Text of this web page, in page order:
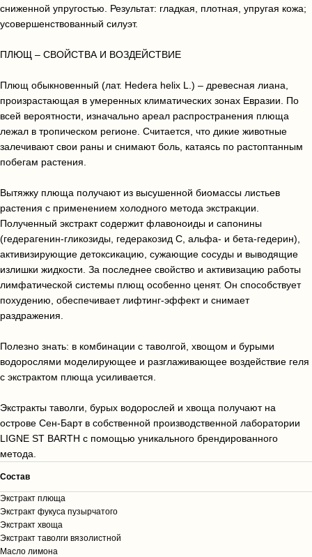
сниженной упругостью. Результат: гладкая, плотная, упругая кожа;
усовершенствованный силуэт.
ПЛЮЩ – СВОЙСТВА И ВОЗДЕЙСТВИЕ
Плющ обыкновенный (лат. Hedera helix L.) – древесная лиана,
произрастающая в умеренных климатических зонах Евразии. По
всей вероятности, изначально ареал распространения плюща
лежал в тропическом регионе. Считается, что дикие животные
залечивают свои раны и снимают боль, катаясь по растоптанным
побегам растения.
Вытяжку плюща получают из высушенной биомассы листьев
растения с применением холодного метода экстракции.
Полученный экстракт содержит флавоноиды и сапонины
(гедерагенин-гликозиды, гедеракозид C, альфа- и бета-гедерин),
активизирующие детоксикацию, сужающие сосуды и выводящие
излишки жидкости. За последнее свойство и активизацию работы
лимфатической системы плющ особенно ценят. Он способствует
похудению, обеспечивает лифтинг-эффект и снимает
раздражения.
Полезно знать: в комбинации с таволгой, хвощом и бурыми
водорослями моделирующее и разглаживающее воздействие геля
с экстрактом плюща усиливается.
Экстракты таволги, бурых водорослей и хвоща получают на
острове Сен-Барт в собственной производственной лаборатории
LIGNE ST BARTH с помощью уникального брендированного
метода.
Cостав
Экстракт плюща
Экстракт фукуса пузырчатого
Экстракт хвоща
Экстракт таволги вязолистной
Масло лимона